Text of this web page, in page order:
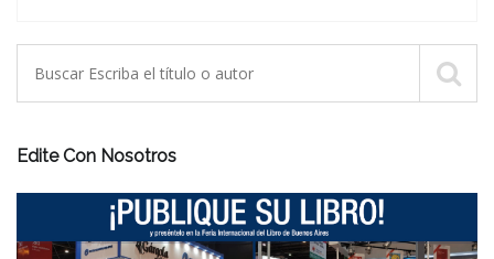
Edite Con Nosotros